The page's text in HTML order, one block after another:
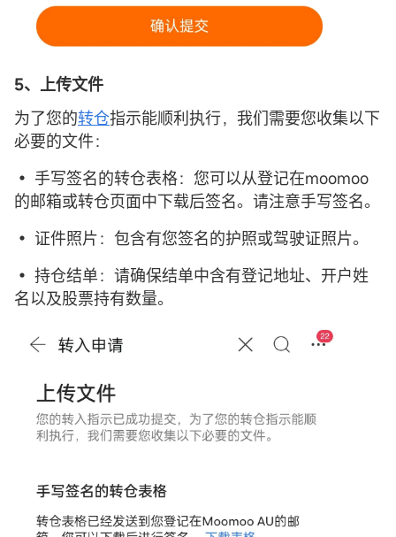
5、上传文件
为了您的转仓指示能顺利执行，我们需要您收集以下
必要的文件：
• 手写签名的转仓表格：您可以从登记在moomoo
的邮箱或转仓页面中下载后签名。请注意手写签名。
• 证件照片：包含有您签名的护照或驾驶证照片。
• 持仓结单：请确保结单中含有登记地址、开户姓
名以及股票持有数量。